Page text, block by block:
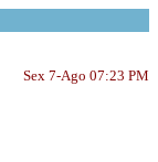
Sex 7-Ago 07:23 PM